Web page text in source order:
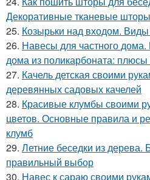
Декоративные тканевые шторы
25. Козырьки над входом.
26. Навесы для частного
дома из поликарбоната:
27. Качель детская своими
деревянных садовых качелей
28. Красивые клумбы своими
цветов. Основные правила и
клумб
29. Летние беседки из дерева.
правильный выбор
30. Навес к сараю своими